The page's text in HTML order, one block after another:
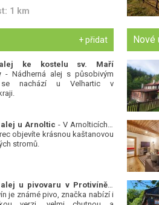
1 km
+ přidat
alej ke kostelu sv. Maří
- Nádherná alej s působivým
se nachází u Velhartic v
alej u Arnoltic - V Arnolticích v
objevíte krásnou kaštanovou
stromů.
Platanová alej u pivovaru v Protivíně-
je známé pivo, značka nabízí i
Nové